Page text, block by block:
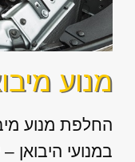
מנוע מיבוא
החלפת מנוע
במנועי היבואן